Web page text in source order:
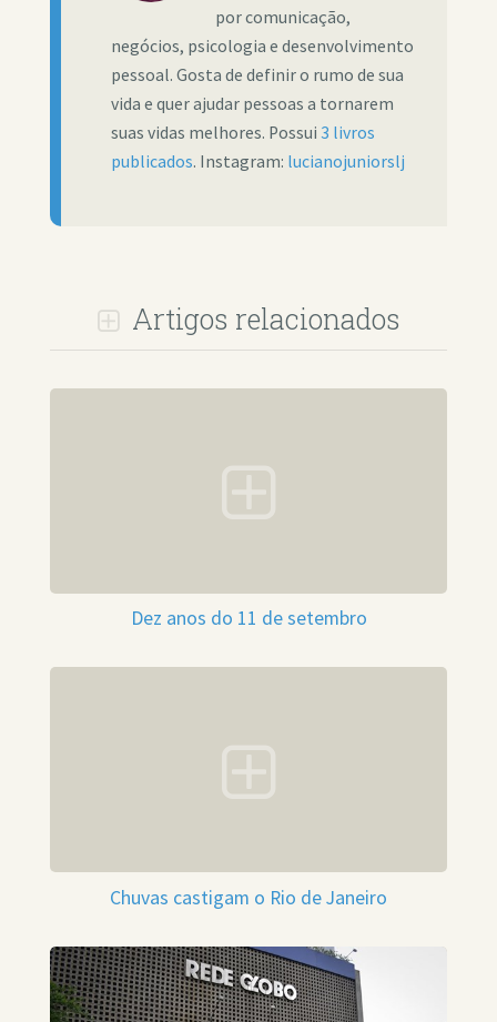
por comunicação,
negócios, psicologia e desenvolvimento
pessoal. Gosta de definir o rumo de sua
vida e quer ajudar pessoas a tornarem
suas vidas melhores. Possui 3 livros
publicados. Instagram: lucianojuniorslj
Artigos relacionados
Dez anos do 11 de setembro
Chuvas castigam o Rio de Janeiro